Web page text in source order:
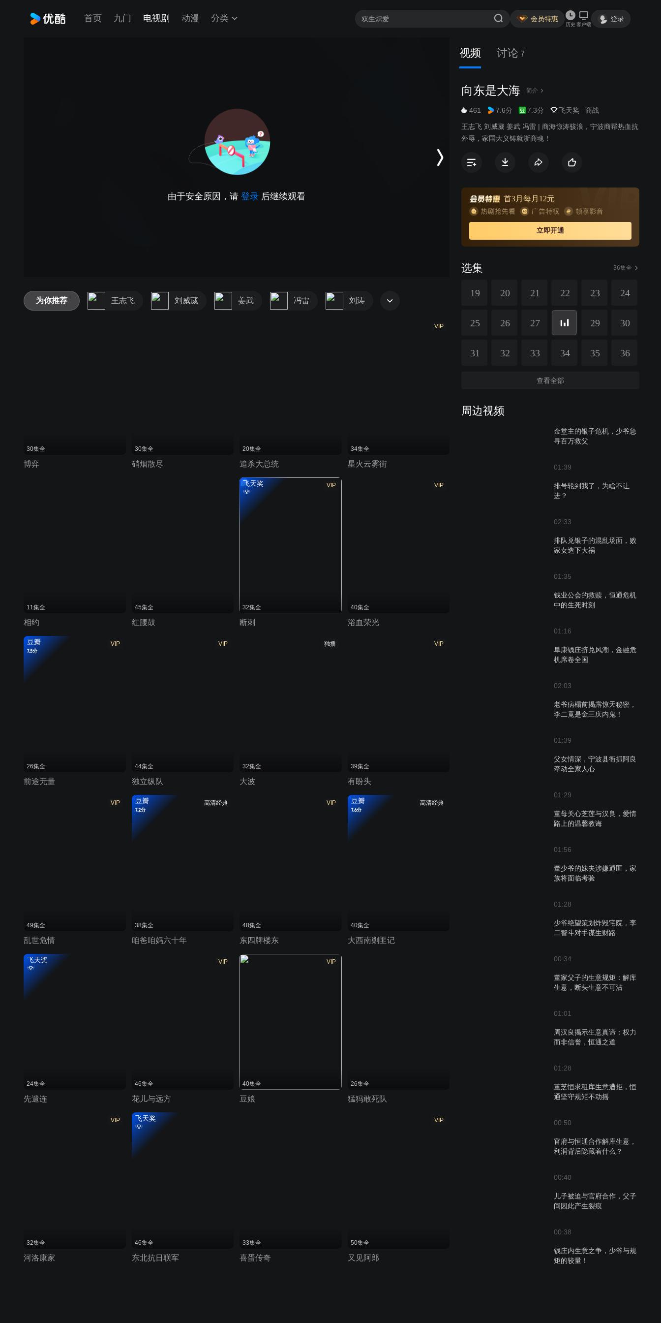
首页 九门 电视剧 动漫 分类 会员特惠
历史 客户端
登录
由于安全原因，请 登录 后继续观看
视频 讨论 7
向东是大海 简介
461 7.6分 7.3分 飞天奖 商战
王志飞 刘威葳 姜武 冯雷 | 商海惊涛骇浪，宁波商帮热血抗
外辱，家国大义铸就浙商魂！
首3月每月12元
立即开通
选集 36集全
19 20 21 22 23 24
25 26 27 29 30
31 32 33 34 35 36
查看全部
周边视频
金堂主的银子危机，少爷急
寻百万救父
01:39
排号轮到我了，为啥不让
进？
02:33
排队兑银子的混乱场面，败
家女造下大祸
01:35
钱业公会的救赎，恒通危机
中的生死时刻
01:16
阜康钱庄挤兑风潮，金融危
机席卷全国
02:03
老爷病榻前揭露惊天秘密，
李二竟是金三庆内鬼！
01:39
父女情深，宁波县衙抓阿良
牵动全家人心
01:29
董母关心芝莲与汉良，爱情
路上的温馨教诲
01:56
董少爷的妹夫涉嫌通匪，家
族将面临考验
01:28
少爷绝望策划炸毁宅院，李
二智斗对手谋生财路
00:34
董家父子的生意规矩：解库
生意，断头生意不可沾
01:01
周汉良揭示生意真谛：权力
而非信誉，恒通之道
01:28
董芝恒求租库生意遭拒，恒
通坚守规矩不动摇
00:50
官府与恒通合作解库生意，
利润背后隐藏着什么？
00:40
儿子被迫与官府合作，父子
间因此产生裂痕
00:38
钱庄内生意之争，少爷与规
矩的较量！
为你推荐 王志飞 刘威葳 姜武 冯雷 刘涛
30集全
博弈
30集全
硝烟散尽
20集全
追杀大总统
VIP
34集全
星火云雾街
11集全
相约
45集全
红腰鼓
VIP
飞天奖
32集全
断刺
VIP
40集全
浴血荣光
VIP
豆瓣
7.5分
26集全
前途无量
VIP
44集全
独立纵队
独播
32集全
大波
VIP
39集全
有盼头
VIP
49集全
乱世危情
高清经典
豆瓣
7.2分
38集全
咱爸咱妈六十年
VIP
48集全
东四牌楼东
高清经典
豆瓣
7.6分
40集全
大西南剿匪记
飞天奖
24集全
先遣连
VIP
46集全
花儿与远方
VIP
40集全
豆娘
26集全
猛犸敢死队
VIP
32集全
河洛康家
飞天奖
46集全
东北抗日联军
33集全
喜蛋传奇
VIP
50集全
又见阿郎